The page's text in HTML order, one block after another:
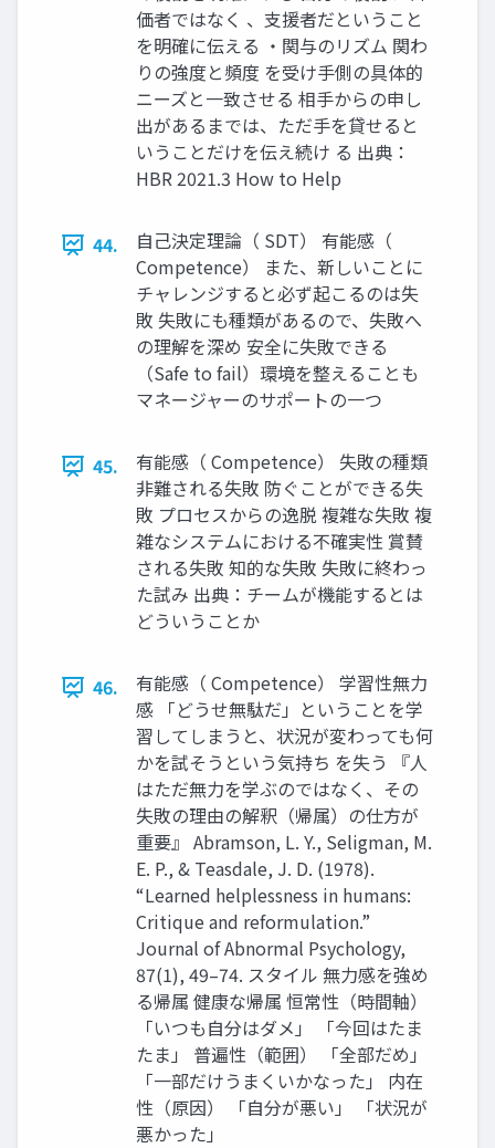
価者ではなく 、支援者だということ
を明確に伝える ・関与のリズム 関わ
りの強度と頻度 を受け手側の具体的
ニーズと一致させる 相手からの申し
出があるまでは、ただ手を貸せると
いうことだけを伝え続け る 出典：
HBR 2021.3 How to Help
44.
自己決定理論（ SDT） 有能感（
Competence） また、新しいことに
チャレンジすると必ず起こるのは失
敗 失敗にも種類があるので、失敗へ
の理解を深め 安全に失敗できる
（Safe to fail）環境を整えることも
マネージャーのサポートの一つ
45.
有能感（ Competence） 失敗の種類
非難される失敗 防ぐことができる失
敗 プロセスからの逸脱 複雑な失敗 複
雑なシステムにおける不確実性 賞賛
される失敗 知的な失敗 失敗に終わっ
た試み 出典：チームが機能するとは
どういうことか
46.
有能感（ Competence） 学習性無力
感 「どうせ無駄だ」ということを学
習してしまうと、状況が変わっても何
かを試そうという気持ち を失う 『人
はただ無力を学ぶのではなく、その
失敗の理由の解釈（帰属）の仕方が
重要』 Abramson, L. Y., Seligman, M.
E. P., & Teasdale, J. D. (1978).
“Learned helplessness in humans:
Critique and reformulation.”
Journal of Abnormal Psychology,
87(1), 49–74. スタイル 無力感を強め
る帰属 健康な帰属 恒常性（時間軸）
「いつも自分はダメ」 「今回はたま
たま」 普遍性（範囲） 「全部だめ」
「一部だけうまくいかなった」 内在
性（原因） 「自分が悪い」 「状況が
悪かった」